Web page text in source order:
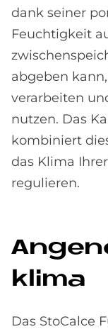
dank seiner
Feuchtigkeit
abgeben
verarbeiten
nutzen. Das
kombiniert
das Klima
regulieren.
kli­ma
Das StoCalce